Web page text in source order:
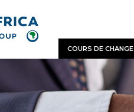
COURS DE CHANGE